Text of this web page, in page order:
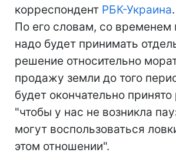
корреспондент РБК-Украина.
По его словам, со временем
надо будет принимать
решение относительно
продажу земли до того
будет окончательно
"чтобы у нас не возникла
могут воспользоваться
этом отношении".